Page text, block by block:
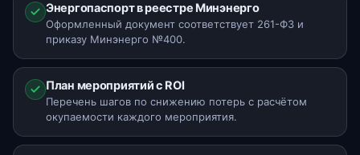
Энергопаспорт в реестре Минэнерго
Оформленный документ соответствует 261-ФЗ и
приказу Минэнерго №400.
План мероприятий с ROI
Перечень шагов по снижению потерь с расчётом
окупаемости каждого мероприятия.